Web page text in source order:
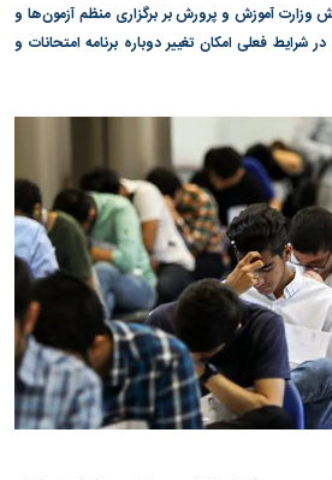
وزارت آموزش و پرورش بر برگزاری منظم آزمون‌ها و
فعلی امکان تغییر دوباره برنامه امتحانات و